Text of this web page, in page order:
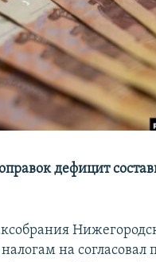
ВЕЩАНИЯ
НА РАССЫЛКУ
СЕТИ
РСЕ/РС
дефицит
на согласовал